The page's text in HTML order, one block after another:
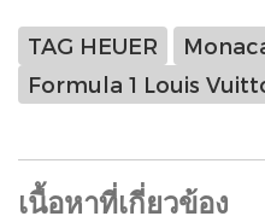
TAG HEUER
Formula 1 Louis
เนื้อหาที่เกี่ยวข้อง